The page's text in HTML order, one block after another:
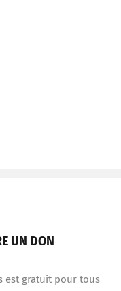
UN DON
est gratuit pour tous